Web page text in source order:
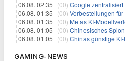
06.08. 02:35 | (00) Google zentralisiert KI-Operationen
06.08. 01:35 | (00) Vorbestellungen für Samsungs faltbares
06.08. 01:35 | (00) Metas KI-Modellverletzung
06.08. 01:05 | (00) Chinesisches Spionage-Tool erweitert
06.08. 01:05 | (00) Chinas günstige KI-Revolution
GAMING-NEWS